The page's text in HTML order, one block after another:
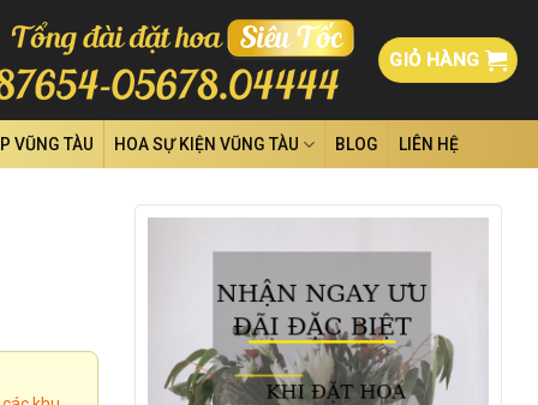
GIỎ HÀNG
VŨNG TÀU HOA SỰ KIỆN VŨNG TÀU BLOG LIÊN HỆ